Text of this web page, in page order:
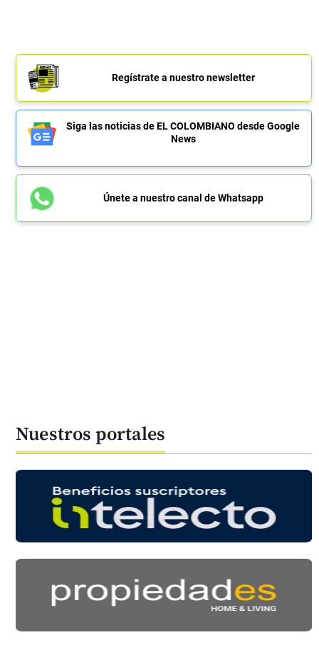
Regístrate a nuestro newsletter
Siga las noticias de EL COLOMBIANO desde Google
News
Únete a nuestro canal de Whatsapp
Nuestros portales